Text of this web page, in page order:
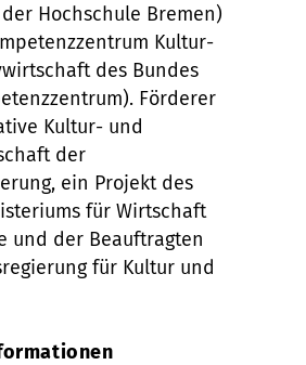
Hochschule Bremen)
Kultur-
des Bundes
Förderer
Kultur- und
der
ein Projekt des
für Wirtschaft
und der Beauftragten
für Kultur und